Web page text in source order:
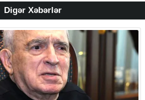
Digər Xəbərlər